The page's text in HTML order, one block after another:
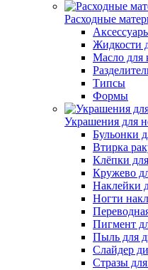
Расходные
Жидкости
Масло для
Типсы
Формы
Украшения для
Бульонки
Втирка
Клёпки
Кружево
Наклейки
Ногти
Пигмент
Пыль для
Слайдер
Стразы